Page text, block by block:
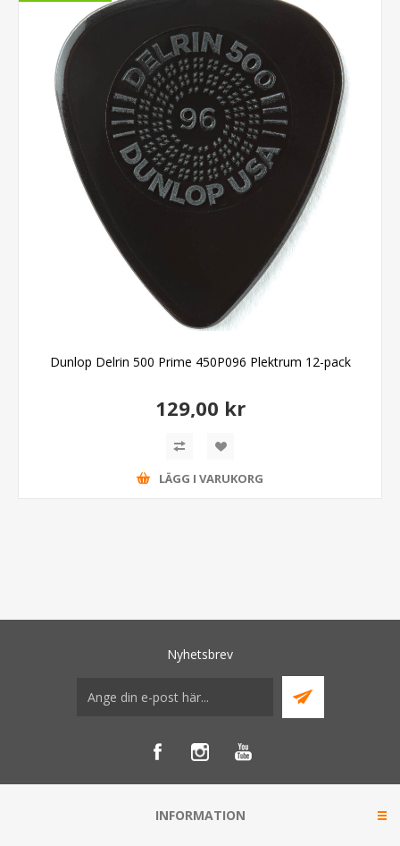
Dunlop Delrin 500 Prime 450P096 Plektrum 12-pack
129,00 kr
LÄGG I VARUKORG
Nyhetsbrev
INFORMATION